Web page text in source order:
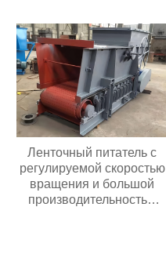
гранул
Ленточный питатель с
регулируемой скоростью
вращения и большой
производительностью